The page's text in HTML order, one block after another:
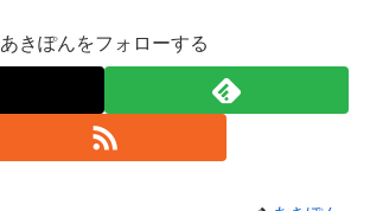
あきぽんをフォローする